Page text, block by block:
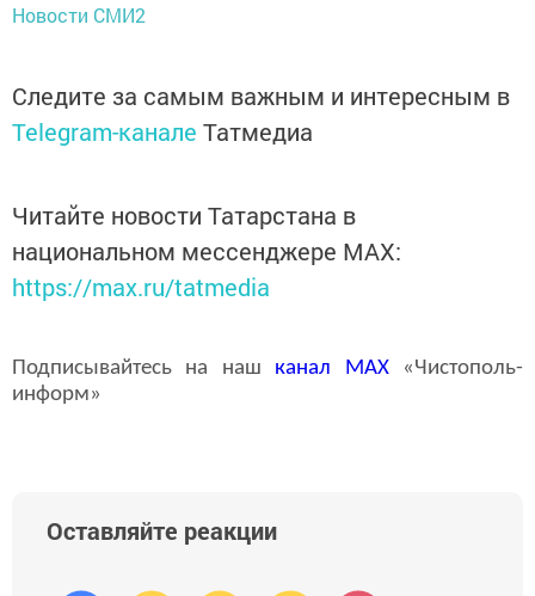
Новости СМИ2
Следите за самым важным и интересным в
Telegram-канале Татмедиа
Читайте новости Татарстана в
национальном мессенджере MАХ:
https://max.ru/tatmedia
Подписывайтесь на наш канал MAX«Чистополь-
информ»
Оставляйте реакции